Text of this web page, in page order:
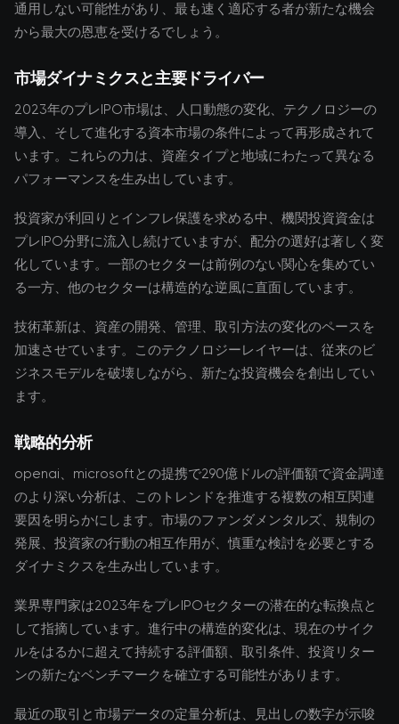
通用しない可能性があり、最も速く適応する者が新たな機会
から最大の恩恵を受けるでしょう。
市場ダイナミクスと主要ドライバー
2023年のプレIPO市場は、人口動態の変化、テクノロジーの
導入、そして進化する資本市場の条件によって再形成されて
います。これらの力は、資産タイプと地域にわたって異なる
パフォーマンスを生み出しています。
投資家が利回りとインフレ保護を求める中、機関投資資金は
プレIPO分野に流入し続けていますが、配分の選好は著しく変
化しています。一部のセクターは前例のない関心を集めてい
る一方、他のセクターは構造的な逆風に直面しています。
技術革新は、資産の開発、管理、取引方法の変化のペースを
加速させています。このテクノロジーレイヤーは、従来のビ
ジネスモデルを破壊しながら、新たな投資機会を創出してい
ます。
戦略的分析
openai、microsoftとの提携で290億ドルの評価額で資金調達
のより深い分析は、このトレンドを推進する複数の相互関連
要因を明らかにします。市場のファンダメンタルズ、規制の
発展、投資家の行動の相互作用が、慎重な検討を必要とする
ダイナミクスを生み出しています。
業界専門家は2023年をプレIPOセクターの潜在的な転換点と
して指摘しています。進行中の構造的変化は、現在のサイク
ルをはるかに超えて持続する評価額、取引条件、投資リター
ンの新たなベンチマークを確立する可能性があります。
最近の取引と市場データの定量分析は、見出しの数字が示唆